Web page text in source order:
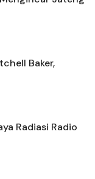
Baker,
Radiasi Radio